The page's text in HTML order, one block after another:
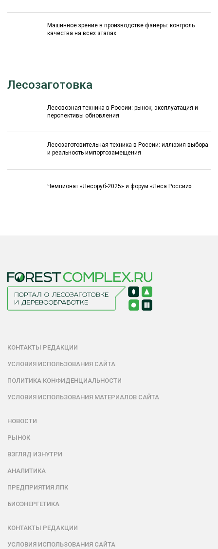
Машинное зрение в производстве фанеры: контроль
качества на всех этапах
Лесозаготовка
Лесовозная техника в России: рынок, эксплуатация и
перспективы обновления
Лесозаготовительная техника в России: иллюзия выбора
и реальность импортозамещения
Чемпионат «Лесоруб-2025» и форум «Леса России»
КОНТАКТЫ РЕДАКЦИИ
УСЛОВИЯ ИСПОЛЬЗОВАНИЯ САЙТА
ПОЛИТИКА КОНФИДЕНЦИАЛЬНОСТИ
УСЛОВИЯ ИСПОЛЬЗОВАНИЯ МАТЕРИАЛОВ САЙТА
НОВОСТИ
РЫНОК
ВЗГЛЯД ИЗНУТРИ
АНАЛИТИКА
ПРЕДПРИЯТИЯ ЛПК
БИОЭНЕРГЕТИКА
КОНТАКТЫ РЕДАКЦИИ
УСЛОВИЯ ИСПОЛЬЗОВАНИЯ САЙТА